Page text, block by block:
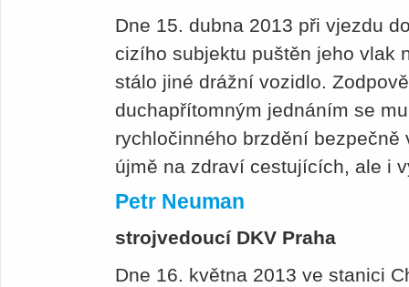
Dne 15. dubna 2013 při vjezdu
cizího subjektu puštěn jeho vlak
stálo jiné drážní vozidlo.
duchapřítomným jednáním se
rychločinného brzdění
újmě na zdraví cestujících, ale i
Petr Neuman
strojvedoucí DKV Praha
Dne 16. května 2013 ve stanici